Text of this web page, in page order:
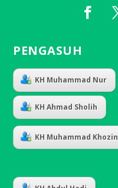
PENGASUH
KH Muhammad Nur
KH Ahmad Sholih
KH Muhammad Khozin